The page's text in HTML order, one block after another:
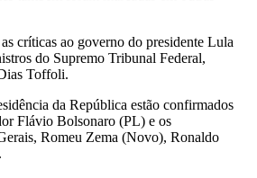
críticas ao governo do presidente Lula
do Supremo Tribunal Federal,
Toffoli.
da República estão confirmados
Flávio Bolsonaro (PL) e os
Romeu Zema (Novo), Ronaldo